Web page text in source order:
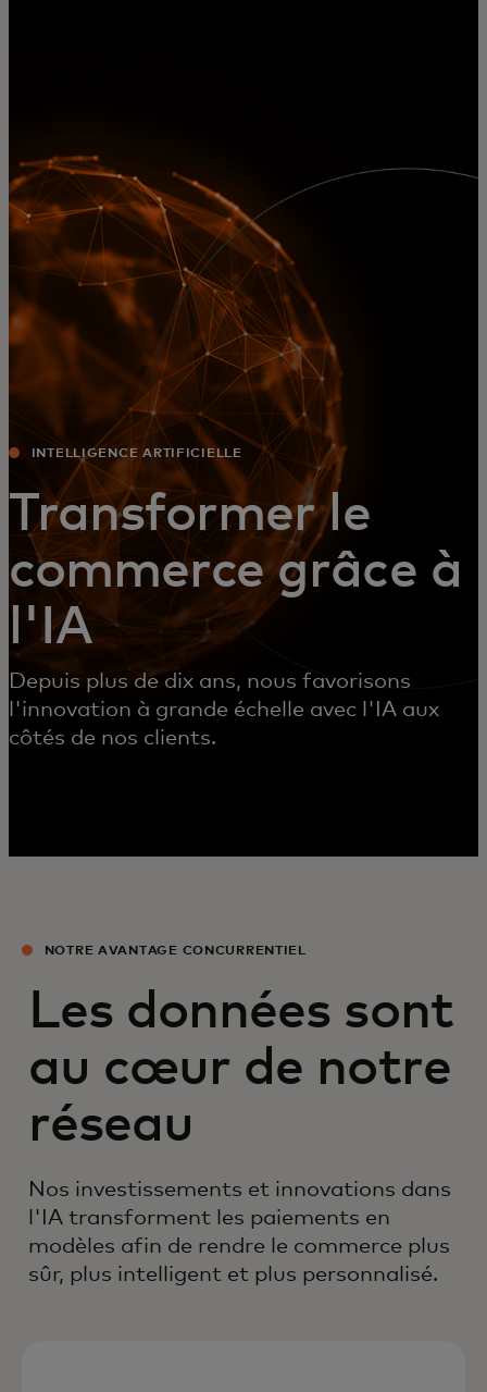
Pour le monde
Pour les innovateurs
Actualités et tendances
INTELLIGENCE ARTIFICIELLE
Transformer le
commerce grâce à
l'IA
Depuis plus de dix ans, nous favorisons
l'innovation à grande échelle avec l'IA aux
côtés de nos clients.
NOTRE AVANTAGE CONCURRENTIEL
Les données sont
au cœur de notre
réseau
Nos investissements et innovations dans
l'IA transforment les paiements en
modèles afin de rendre le commerce plus
sûr, plus intelligent et plus personnalisé.